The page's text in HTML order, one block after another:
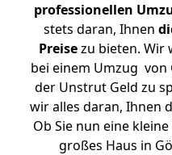
professionellen
stets daran, Ihnen
Preisezu bieten. Wir
bei einem Umzug von
der Unstrut Geld zu
wir alles daran, Ihnen
Ob Sie nun eine
großes Haus in